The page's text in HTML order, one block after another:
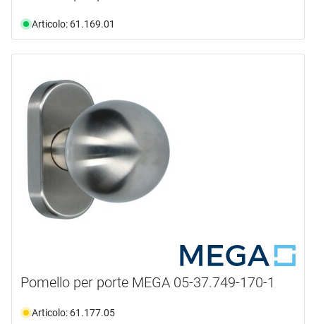
Articolo: 61.169.01
Pomello per porte MEGA 05-37.749-170-1
Articolo: 61.177.05